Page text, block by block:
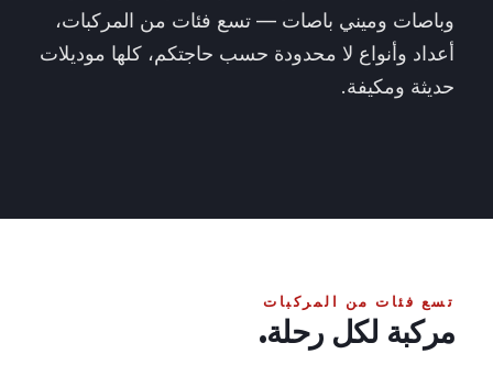
وباصات وميني باصات — تسع فئات من المركبات،
أعداد وأنواع لا محدودة حسب حاجتكم، كلها موديلات
حديثة ومكيفة.
تسع فئات من المركبات
مركبة لكل رحلة.